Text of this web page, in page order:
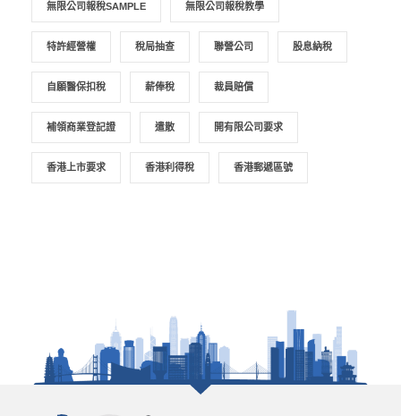
無限公司報稅SAMPLE 無限公司報稅教學
特許經營權 稅局抽查 聯營公司 股息納稅
自願醫保扣稅 薪俸稅 裁員賠償
補領商業登記證 遣散 開有限公司要求
香港上市要求 香港利得稅 香港郵遞區號